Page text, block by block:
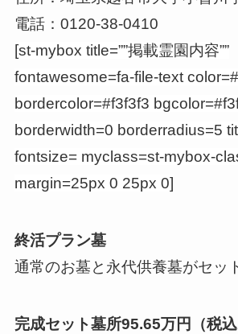
電話：0120-38-0410
[st-mybox title=””掲載霊園内容””
fontawesome=fa-file-text
bordercolor=#f3f3f3
borderwidth=0 borderradius=5
fontsize= myclass=st-mybox-
margin=25px 0 25px 0]
終活プラン墓
通常のお墓と永代供養墓がセッ
完成セット墓所95.65万円（税